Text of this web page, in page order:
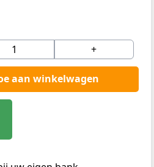
+
aan winkelwagen